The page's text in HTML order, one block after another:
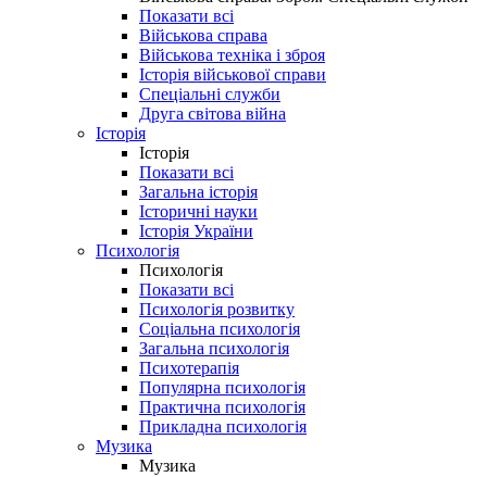
Показати всі
Військова справа
Військова техніка і зброя
Історія військової справи
Спеціальні служби
Друга світова війна
Історія
Історія
Показати всі
Загальна історія
Історичні науки
Історія України
Психологія
Психологія
Показати всі
Психологія розвитку
Соціальна психологія
Загальна психологія
Психотерапія
Популярна психологія
Практична психологія
Прикладна психологія
Музика
Музика